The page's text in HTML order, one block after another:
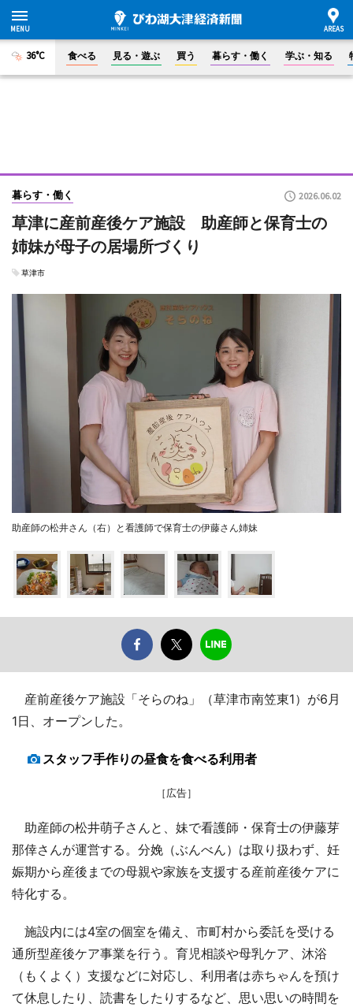
36°C 食べる 見る・遊ぶ 買う 暮らす・働く 学ぶ・知る
暮らす・働く 2026.06.02
草津に産前産後ケア施設 助産師と保育士の
姉妹が母子の居場所づくり
草津市
助産師の松井さん（右）と看護師で保育士の伊藤さん姉妹
産前産後ケア施設「そらのね」（草津市南笠東1）が6月
1日、オープンした。
スタッフ手作りの昼食を食べる利用者
［広告］
助産師の松井萌子さんと、妹で看護師・保育士の伊藤芽
那倖さんが運営する。分娩（ぶんべん）は取り扱わず、妊
娠期から産後までの母親や家族を支援する産前産後ケアに
特化する。
施設内には4室の個室を備え、市町村から委託を受ける
通所型産後ケア事業を行う。育児相談や母乳ケア、沐浴
（もくよく）支援などに対応し、利用者は赤ちゃんを預け
て休息したり、読書をしたりするなど、思い思いの時間を